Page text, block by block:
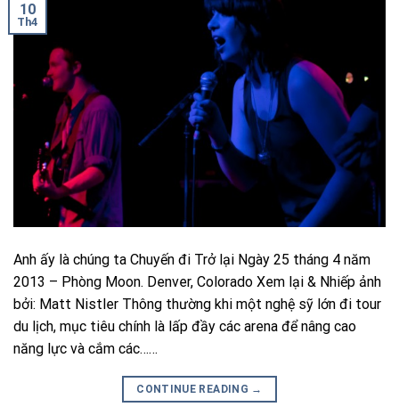
10
Th4
Anh ấy là chúng ta Chuyến đi Trở lại Ngày 25 tháng 4 năm
2013 – Phòng Moon. Denver, Colorado Xem lại & Nhiếp ảnh
bởi: Matt Nistler Thông thường khi một nghệ sỹ lớn đi tour
du lịch, mục tiêu chính là lấp đầy các arena để nâng cao
năng lực và cắm các……
CONTINUE READING →